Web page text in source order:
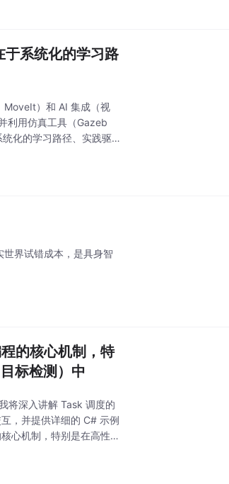
系统化的学习路
MoveIt）和 AI 集成（视
利用仿真工具（Gazeb
化的学习路径、实践驱
界试错成本，是具身智
的核心机制，特
标检测）中
将深入讲解 Task 调度的
，并提供详细的 C# 示例
心机制，特别是在高性能